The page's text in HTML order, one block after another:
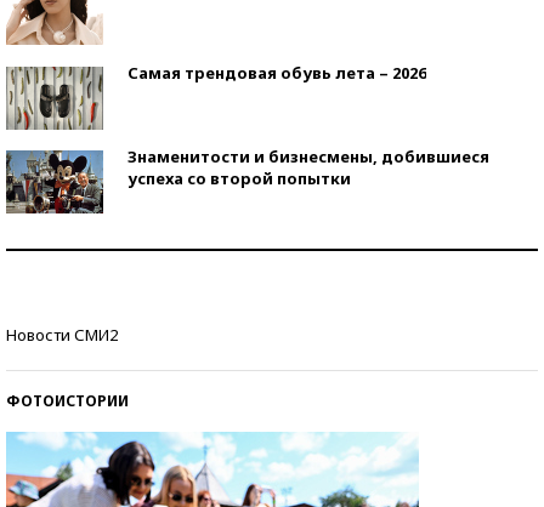
Самая трендовая обувь лета – 2026
Знаменитости и бизнесмены, добившиеся
успеха со второй попытки
Новости СМИ2
ФОТОИСТОРИИ